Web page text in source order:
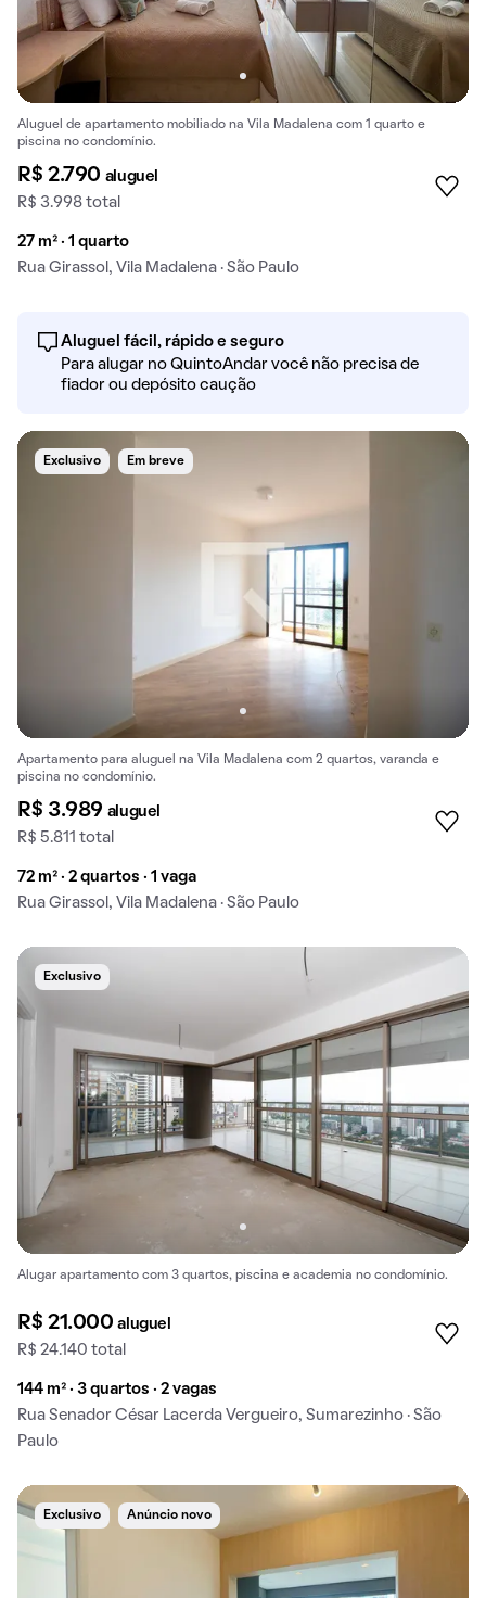
Aluguel de apartamento mobiliado na Vila Madalena com 1 quarto e
piscina no condomínio.
R$ 2.790 aluguel
R$ 3.998 total
27 m² · 1 quarto
Rua Girassol, Vila Madalena · São Paulo
Aluguel fácil, rápido e seguro
Para alugar no QuintoAndar você não precisa de
fiador ou depósito caução
Exclusivo Em breve
Apartamento para aluguel na Vila Madalena com 2 quartos, varanda e
piscina no condomínio.
R$ 3.989 aluguel
R$ 5.811 total
72 m² · 2 quartos · 1 vaga
Rua Girassol, Vila Madalena · São Paulo
Exclusivo
Alugar apartamento com 3 quartos, piscina e academia no condomínio.
R$ 21.000aluguel
R$ 24.140 total
144 m² · 3 quartos · 2 vagas
Rua Senador César Lacerda Vergueiro, Sumarezinho · São
Paulo
Exclusivo Anúncio novo